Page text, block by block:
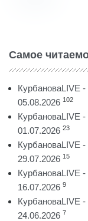
Самое
КурбановаLIVE
05.08.2026 102
КурбановаLIVE
01.07.2026 23
КурбановаLIVE
29.07.2026 15
КурбановаLIVE
16.07.2026 9
КурбановаLIVE
24.06.2026 7